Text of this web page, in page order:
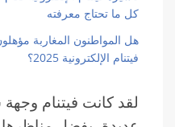
كل ما تحتاج معرفته
هل المواطنون المغاربة
فيتنام الإلكترونية 2025؟
لقد كانت فيتنام